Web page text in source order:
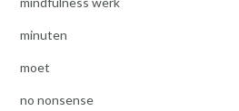
minuten
moet
no nonsense